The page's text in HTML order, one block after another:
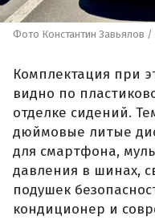
Фото Константин Завьялов
Комплектация при
видно по
отделке сидений.
дюймовые литые
для смартфона,
давления в шинах,
подушек
кондиционер и